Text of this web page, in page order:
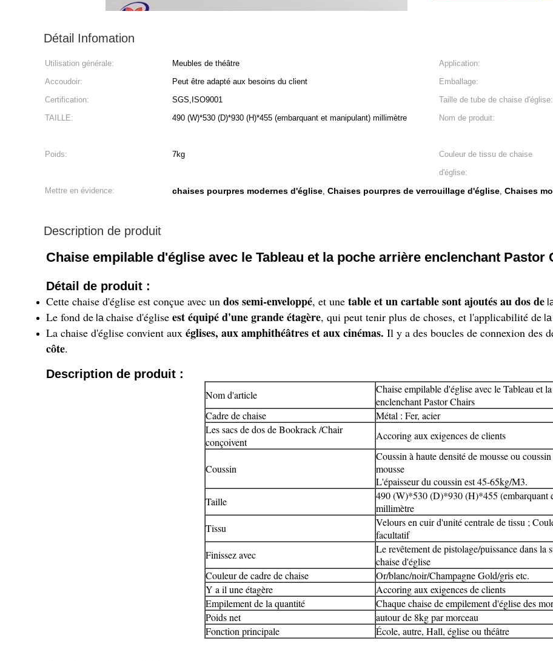
Détail Infomation
Utilisation générale: Meubles de théâtre Application:
Accoudoir:
Peut être adapté aux besoins du client Emballage:
Certification:
SGS,ISO9001 Taille de tube de chaise d'église:
TAILLE:
490 (W)*530 (D)*930 (H)*455 (embarquant et manipulant) millimètre Nom de produit:
Poids:
7kg
Couleur de tissu de chaise
d'église:
Mettre en évidence: chaises pourpres modernes d'église, Chaises pourpres de verrouillage d'église, Chaises
Description de produit
Chaise empilable d'église avec le Tableau et la poche arrière enclenchant Pastor
Détail de produit :
Cette chaise d'église est conçue avec un dos semi-enveloppé, et une table et un cartable sont ajoutés au dos de
Le fond de la chaise d'église est équipé d'une grande étagère, qui peut tenir plus de choses, et l'applicabilité de la
La chaise d'église convient aux églises, aux amphithéâtres et aux cinémas. Il y a des boucles de connexion des
côte.
Description de produit :
Nom d'article
Chaise empilable d'église avec le Tableau et
enclenchant Pastor Chairs
Cadre de chaise
Métal : Fer, acier
Les sacs de dos de Bookrack /Chair
conçoivent
Accoring aux exigences de clients
Coussin
Coussin à haute densité de mousse ou
mousse
L'épaisseur du coussin est 45-65kg/M3.
Taille
490 (W)*530 (D)*930 (H)*455 (embarquant
millimètre
Tissu
Velours en cuir d'unité centrale de tissu ;
facultatif
Finissez avec
Le revêtement de pistolage/puissance dans la
chaise d'église
Couleur de cadre de chaise
Or/blanc/noir/Champagne Gold/gris etc.
Y a il une étagère
Accoring aux exigences de clients
Empilement de la quantité
Chaque chaise de empilement d'église des
Poids net
autour de 8kg par morceau
Fonction principale
École, autre, Hall, église ou théâtre